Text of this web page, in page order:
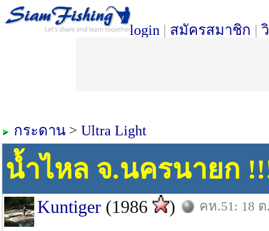
login | สมัครสมาชิก |
กระดาน > Ultra Light
น้ำไหล จ.นครนายก
Kuntiger (1986 ) คห.51: 18